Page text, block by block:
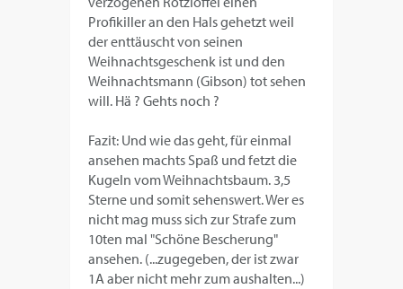
Profikiller an den Hals gehetzt weil
der enttäuscht von seinen
Weihnachtsgeschenk ist und den
Weihnachtsmann (Gibson) tot sehen
will. Hä ? Gehts noch ?
Fazit: Und wie das geht, für einmal
ansehen machts Spaß und fetzt die
Kugeln vom Weihnachtsbaum. 3,5
Sterne und somit sehenswert. Wer es
nicht mag muss sich zur Strafe zum
10ten mal "Schöne Bescherung"
ansehen. (...zugegeben, der ist zwar
1A aber nicht mehr zum aushalten...)